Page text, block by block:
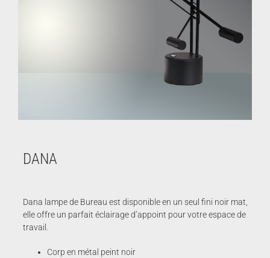
DANA
Dana lampe de Bureau est disponible en un seul fini noir mat,
elle offre un parfait éclairage d’appoint pour votre espace de
travail.
Corp en métal peint noir